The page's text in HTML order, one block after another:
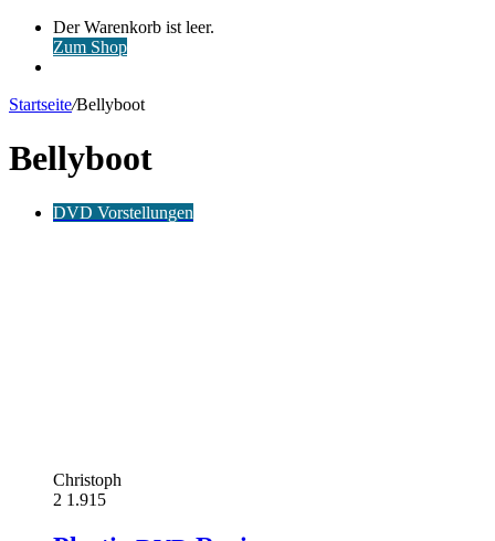
Warenkorb
ansehen
Der Warenkorb ist leer.
Zum Shop
Startseite/Bellyboot
Bellyboot
DVD Vorstellungen
Christoph
2 1.915